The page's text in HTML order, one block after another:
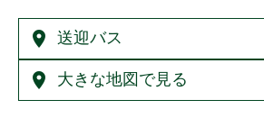
location_on 送迎バス
location_on 大きな地図で見る